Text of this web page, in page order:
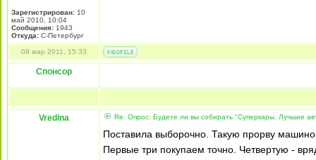
Зарегистрирован: 10
май 2010, 10:04
Сообщения: 1943
Откуда: С-Петербург
08 мар 2011, 15:33
Спонсор
Vredina Re: Опрос: Будете ли вы собирать "Суперкары. Лучшие
Поставила выборочно. Такую прорву
Первые три покупаем точно. Четвертую -